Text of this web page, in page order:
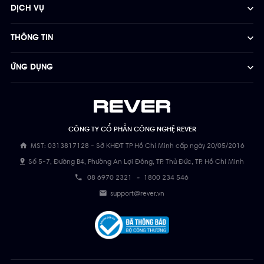
CÔNG TY CỔ PHẦN CÔNG NGHỆ REVER
MST: 0313817128 - Sở KHĐT TP Hồ Chí Minh cấp ngày 20/05/2016
Số 5-7, Đường B4, Phường An Lợi Đông, TP. Thủ Đức, TP. Hồ Chí Minh
08 6970 2321 - 1800 234 546
support@rever.vn
DỊCH VỤ
THÔNG TIN
ỨNG DỤNG